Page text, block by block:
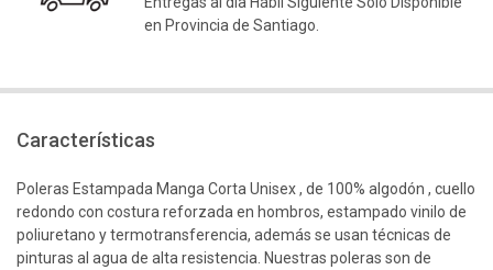
en Provincia de Santiago.
Características
Poleras Estampada Manga Corta Unisex , de 100% algodón , cuello
redondo con costura reforzada en hombros, estampado vinilo de
poliuretano y termotransferencia, además se usan técnicas de
pinturas al agua de alta resistencia. Nuestras poleras son de